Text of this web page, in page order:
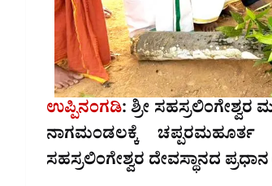
ಉಪ್ಪಿನಂಗಡಿ: ಶ್ರೀ
ನಾಗಮಂಡಲಕ್ಕೆ
ಸಹಸ್ರಲಿಂಗೇಶ್ವರ ದೇವಸ್ಥಾನದ